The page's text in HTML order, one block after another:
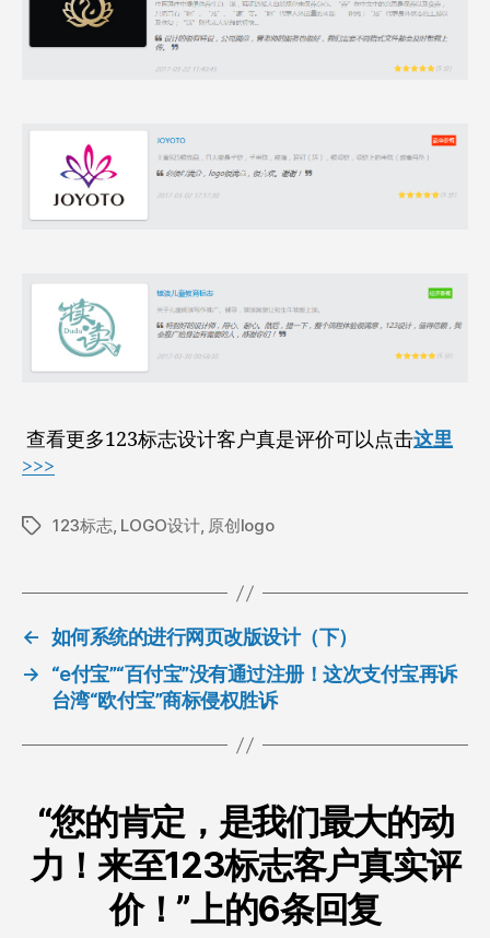
查看更多123标志设计客户真是评价可以点击这里
>>>
标
123标志, LOGO设计, 原创logo
← 如何系统的进行网页改版设计（下）
→
“e付宝”“百付宝”没有通过注册！这次支付宝再诉
台湾“欧付宝”商标侵权胜诉
“您的肯定，是我们最大的动
力！来至123标志客户真实评
价！”上的6条回复